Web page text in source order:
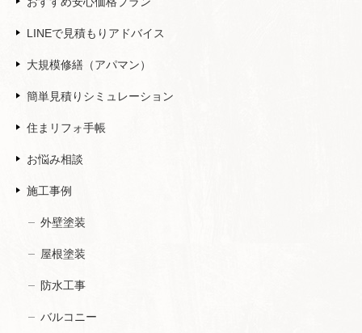
LINEで見積もりアドバイス
大規模修繕（アパマン）
簡単見積りシミュレーション
住まリフォ手帳
お悩み相談
施工事例
外壁塗装
屋根塗装
防水工事
バルコニー